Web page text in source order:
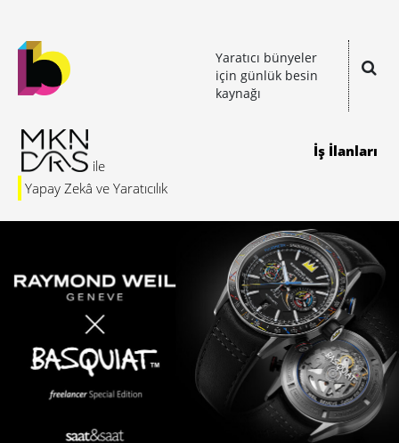
Yaratıcı bünyeler
için günlük besin
kaynağı
Yapay Zekâ ve Yaratıcılık
İş İlanları